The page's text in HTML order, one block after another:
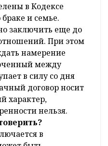
в Кодексе
и семье.
заключить еще до
При этом
намерение
между
в силу со дня
договор носит
характер,
нельзя.
в